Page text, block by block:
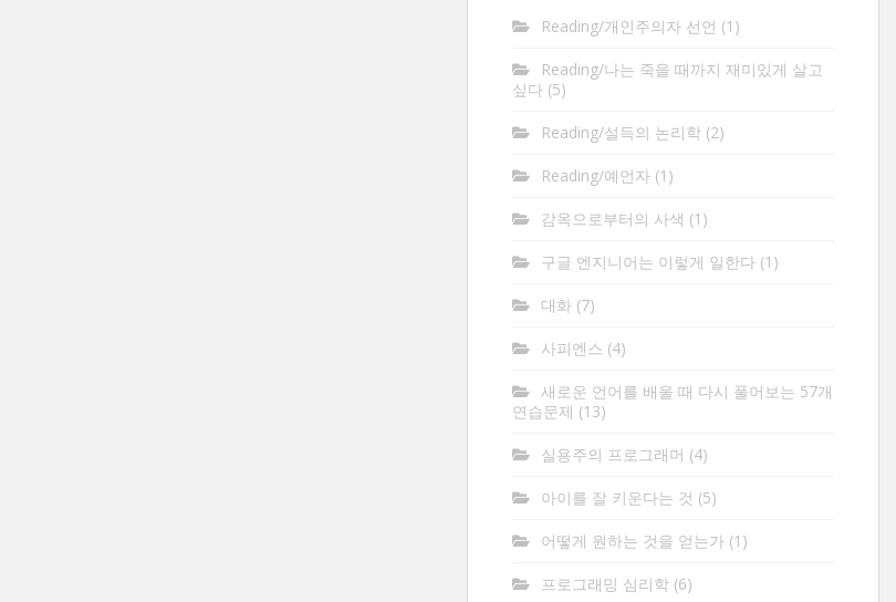
Reading/개인주의자 선언 (1)
Reading/나는 죽을 때까지 재미있게 살고
싶다(5)
Reading/설득의 논리학(2)
Reading/예언자(1)
감옥으로부터의 사색 (1)
구글 엔지니어는 이렇게 일한다(1)
대화(7)
사피엔스 (4)
새로운 언어를 배울 때 다시 풀어보는 57개
연습문제 (13)
실용주의 프로그래머 (4)
아이를 잘 키운다는 것 (5)
어떻게 원하는 것을 얻는가(1)
프로그래밍 심리학(6)